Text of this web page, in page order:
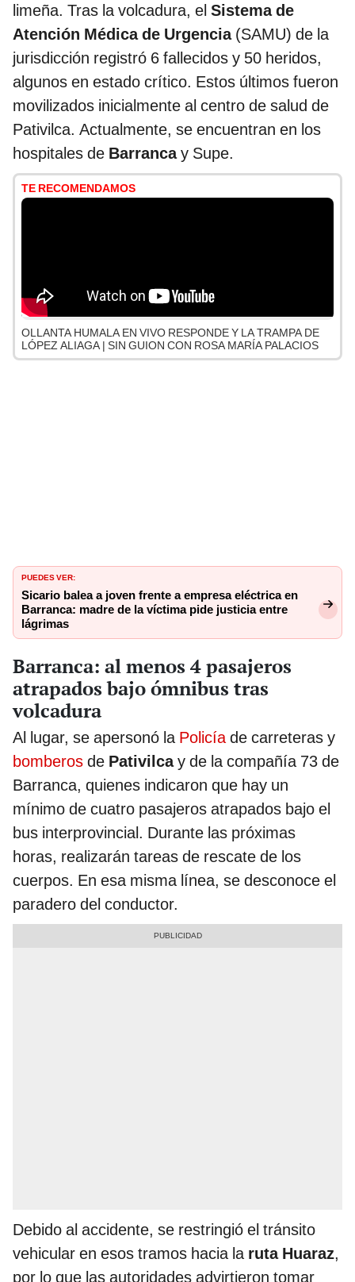
limeña. Tras la volcadura, el Sistema de
Atención Médica de Urgencia(SAMU) de la
jurisdicción registró 6 fallecidos y 50 heridos,
algunos en estado crítico. Estos últimos fueron
movilizados inicialmente al centro de salud de
Pativilca. Actualmente, se encuentran en los
hospitales de Barrancay Supe.
TE RECOMENDAMOS
OLLANTA HUMALA EN VIVO RESPONDE Y LA TRAMPA DE
LÓPEZ ALIAGA | SIN GUION CON ROSA MARÍA PALACIOS
PUEDES VER:
Sicario balea a joven frente a empresa eléctrica en
Barranca: madre de la víctima pide justicia entre
lágrimas
Barranca: al menos 4 pasajeros
atrapados bajo ómnibus tras
volcadura
Al lugar, se apersonó la Policíade carreteras y
bomberos de Pativilcay de la compañía 73 de
Barranca, quienes indicaron que hay un
mínimo de cuatro pasajeros atrapados bajo el
bus interprovincial. Durante las próximas
horas, realizarán tareas de rescate de los
cuerpos. En esa misma línea, se desconoce el
paradero del conductor.
Debido al accidente, se restringió el tránsito
vehicular en esos tramos hacia la ruta Huaraz,
por lo que las autoridades advirtieron tomar